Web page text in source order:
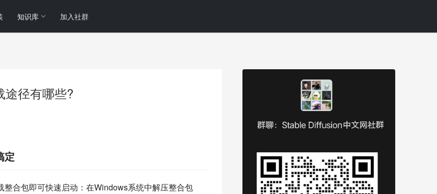
知识库 加入社群
途径有哪些?
定
合包即可快速启动：在Windows系统中解压整合包